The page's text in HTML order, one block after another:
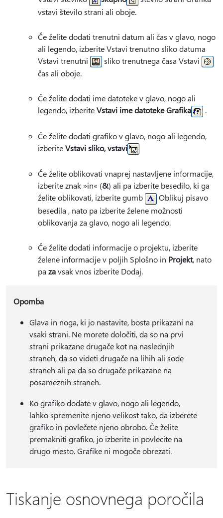
vstavi število strani ali oboje.
Če želite dodati trenutni datum ali čas v glavo, nogo
ali legendo, izberite Vstavi trenutno sliko datuma
Vstavi trenutni
sliko trenutnega časa Vstavi
čas ali oboje.
Če želite dodati ime datoteke v glavo, nogo ali
legendo, izberiteVstavi ime datoteke Grafika .
Če želite dodati grafiko v glavo, nogo ali legendo,
izberiteVstavi sliko, vstavi
Če želite oblikovati vnaprej nastavljene informacije,
izberite znak »in« (&) ali pa izberite besedilo, ki ga
želite oblikovati, izberite gumb
Oblikuj pisavo
besedila , nato pa izberite želene možnosti
oblikovanja za glavo, nogo ali legendo.
Če želite dodati informacije o projektu, izberite
želene informacije v poljih Splošno in Projekt, nato
pa zavsak vnos izberite Dodaj.
Opomba
Glava in noga, ki jo nastavite, bosta prikazani na
vsaki strani. Ne morete določiti, da so na prvi
strani prikazane drugače kot na naslednjih
straneh, da so videti drugače na lihih ali sode
straneh ali pa da so drugače prikazane na
posameznih straneh.
Ko grafiko dodate v glavo, nogo ali legendo,
lahko spremenite njeno velikost tako, da izberete
grafiko in povlečete njeno obrobo. Če želite
premakniti grafiko, jo izberite in povlecite na
drugo mesto. Grafike ni mogoče obrezati.
Tiskanje osnovnega poročila